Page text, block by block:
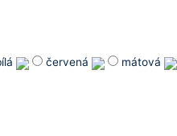
červená mátová